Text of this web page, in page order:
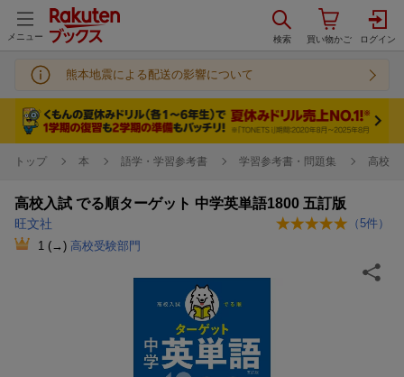
メニュー
熊本地震による配送の影響について
トップ 本 語学・学習参考書 学習参考書・問題集 高校受
高校入試 でる順ターゲット 中学英単語1800 五訂版
旺文社 （5件）
1 (→) 高校受験部門